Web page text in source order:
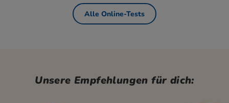
Alle Online-Tests
Unsere Empfehlungen für dich: